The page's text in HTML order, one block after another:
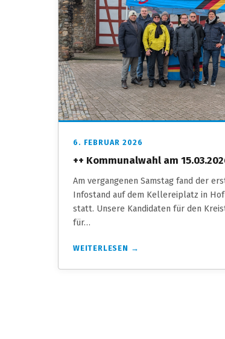
6. FEBRUAR 2026
++ Kommunalwahl am
Am vergangenen Samstag fand der
Infostand auf dem Kellereiplatz in
statt. Unsere Kandidaten für den
für…
WEITERLESEN →